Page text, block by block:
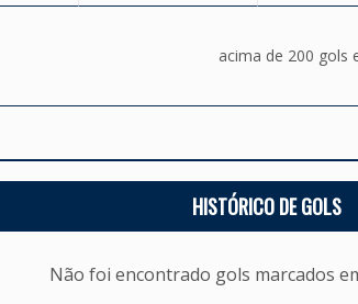
acima de 200 gols
HISTÓRICO DE GOLS
Não foi encontrado gols marcados